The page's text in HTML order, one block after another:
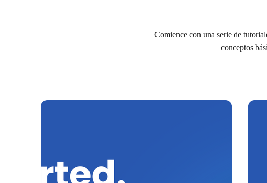
Comience con una serie de
conceptos